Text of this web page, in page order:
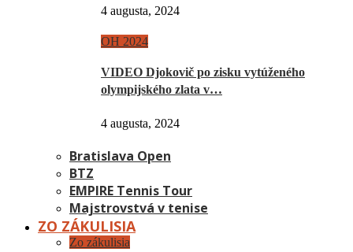
4 augusta, 2024
OH 2024
VIDEO Djokovič po zisku vytúženého
olympijského zlata v…
4 augusta, 2024
Bratislava Open
BTZ
EMPIRE Tennis Tour
Majstrovstvá v tenise
ZO ZÁKULISIA
Zo zákulisia